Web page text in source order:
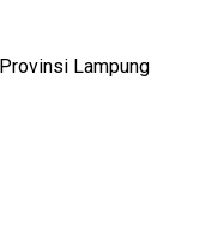
Lampung